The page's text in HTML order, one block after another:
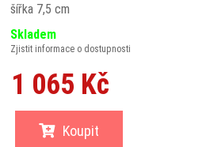
šířka 7,5 cm
Skladem
Zjistit informace o dostupnosti
1 065 Kč
Koupit